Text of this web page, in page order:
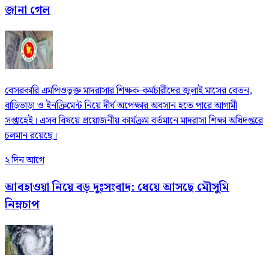
জানা গেল
বেসরকারি এমপিওভুক্ত মাদরাসার শিক্ষক-কর্মচারীদের জুলাই মাসের বেতন,
বাড়িভাড়া ও ইনক্রিমেন্ট নিয়ে দীর্ঘ অপেক্ষার অবসান হতে পারে আগামী
সপ্তাহেই। এসব বিষয়ে প্রয়োজনীয় কার্যক্রম বর্তমানে মাদরাসা শিক্ষা অধিদপ্তরে
চলমান রয়েছে।
২ দিন আগে
আবহাওয়া নিয়ে বড় দুঃসংবাদ: ধেয়ে আসছে মৌসুমি
নিম্নচাপ